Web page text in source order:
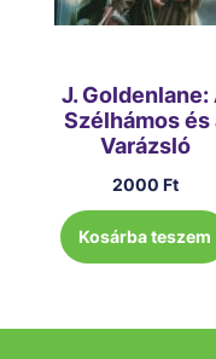
J. Goldenlane:
Szélhámos és
Varázsló
2000 Ft
Kosárba teszem